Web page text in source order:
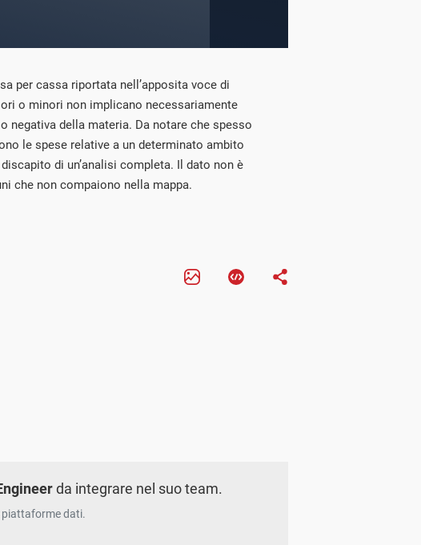
per cassa riportata nell’apposita voce di
o minori non implicano necessariamente
negativa della materia. Da notare che spesso
le spese relative a un determinato ambito
di un’analisi completa. Il dato non è
che non compaiono nella mappa.
da integrare nel suo team.
piattaforme dati.